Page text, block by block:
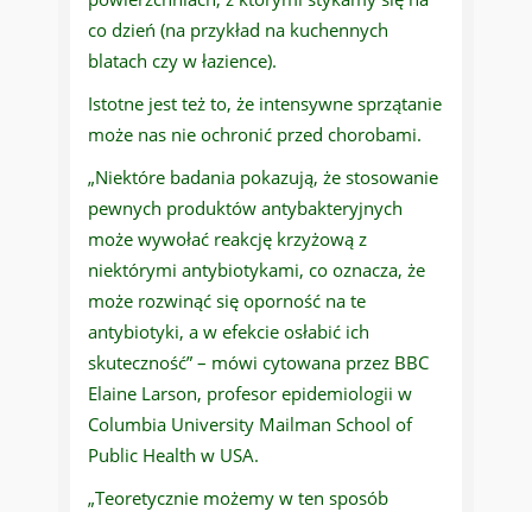
co dzień (na przykład na kuchennych
blatach czy w łazience).
Istotne jest też to, że intensywne sprzątanie
może nas nie ochronić przed chorobami.
„Niektóre badania pokazują, że stosowanie
pewnych produktów antybakteryjnych
może wywołać reakcję krzyżową z
niektórymi antybiotykami, co oznacza, że
może rozwinąć się oporność na te
antybiotyki, a w efekcie osłabić ich
skuteczność” – mówi cytowana przez BBC
Elaine Larson, profesor epidemiologii w
Columbia University Mailman School of
Public Health w USA.
„Teoretycznie możemy w ten sposób